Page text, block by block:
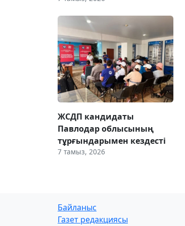
ЖСДП кандидаты
Павлодар облысының
тұрғындарымен кездесті
7 тамыз, 2026
Байланыс
Газет редакциясы